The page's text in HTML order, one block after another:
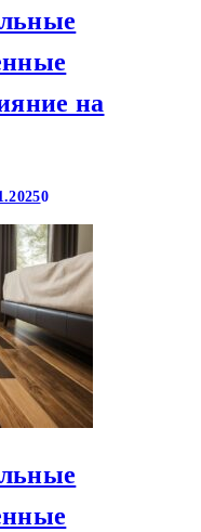
на
0